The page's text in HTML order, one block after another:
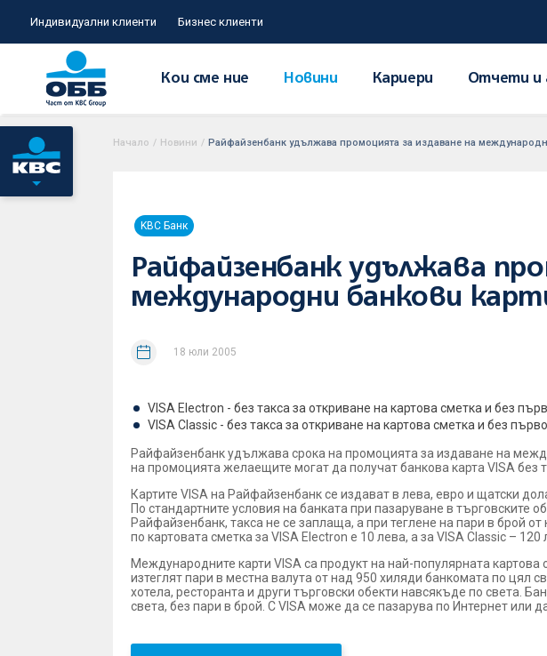
Индивидуални клиенти Бизнес клиенти
Кои сме ние Новини Кариери Отчети и
Начало / Новини / Райфайзенбанк удължава промоцията за издаване на
KBC Банк
Райфайзенбанк удължава
международни банкови
18 юли 2005
VISA Еlectron - без такса за откриване на картова сметка и без
VISA Classic - без такса за откриване на картова сметка и без
Райфайзенбанк удължава срока на промоцията за издаване на
на промоцията желаещите могат да получат банкова карта VISA без
Картите VISA на Райфайзенбанк се издават в лева, евро и щатски
По стандартните условия на банката при пазаруване в търговските
Райфайзенбанк, такса не се заплаща, а при теглене на пари в брой
по картовата сметка за VISA Еlectron е 10 лева, а за VISA Classic – 120
Международните карти VISA са продукт на най-популярната
изтеглят пари в местна валута от над 950 хиляди банкомата по цял
хотела, ресторанта и други търговски обекти навсякъде по света.
света, без пари в брой. С VISA може да се пазарува по Интернет или